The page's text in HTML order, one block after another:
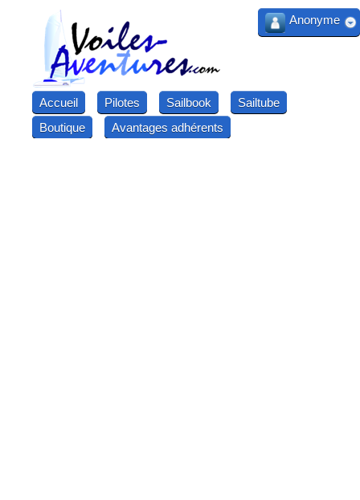
Accueil Pilotes Sailbook
Sailtube
Boutique
Avantages adhérents
Anonyme